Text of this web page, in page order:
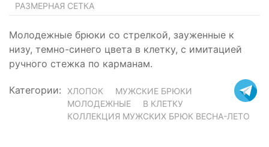
РАЗМЕРНАЯ СЕТКА
Молодежные брюки со стрелкой, зауженные к
низу, темно-синего цвета в клетку, с имитацией
ручного стежка по карманам.
Категории: ХЛОПОК
МУЖСКИЕ БРЮКИ
МОЛОДЕЖНЫЕ
В КЛЕТКУ
КОЛЛЕКЦИЯ МУЖСКИХ БРЮК ВЕСНА-ЛЕТО